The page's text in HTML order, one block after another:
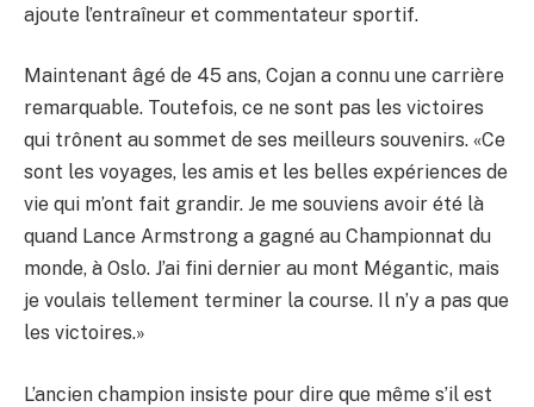
ajoute l’entraîneur et commentateur sportif.
Maintenant âgé de 45 ans, Cojan a connu une carrière
remarquable. Toutefois, ce ne sont pas les victoires
qui trônent au sommet de ses meilleurs souvenirs. «Ce
sont les voyages, les amis et les belles expériences de
vie qui m’ont fait grandir. Je me souviens avoir été là
quand Lance Armstrong a gagné au Championnat du
monde, à Oslo. J’ai fini dernier au mont Mégantic, mais
je voulais tellement terminer la course. Il n’y a pas que
les victoires.»
L’ancien champion insiste pour dire que même s’il est